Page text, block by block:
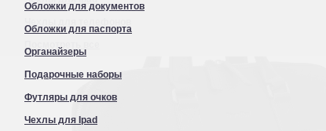
Посмотреть все
Обложки для документов
Обложки для паспорта
Органайзеры
Подарочные наборы
Футляры для очков
Чехлы для Ipad